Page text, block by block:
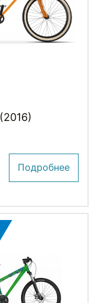
Author EXE (2016)
Подробнее